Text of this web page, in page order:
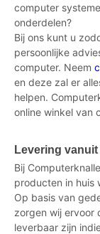
computer
onderdelen?
Bij ons kunt u
persoonlijke
computer. Neem
en deze zal er
helpen.
online winkel van
Levering
Bij
producten in huis
Op basis van
zorgen wij ervoor
leverbaar zijn